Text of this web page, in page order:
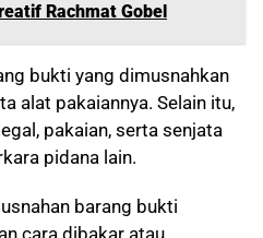
Rachmat Gobel
bukti yang dimusnahkan
alat pakaiannya. Selain itu,
pakaian, serta senjata
pidana lain.
barang bukti